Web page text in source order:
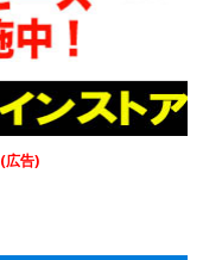
(広告)